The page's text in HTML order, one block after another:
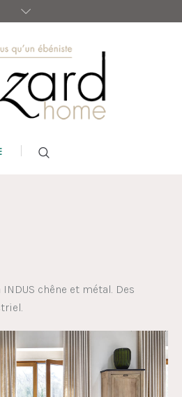
chêne et métal. Des